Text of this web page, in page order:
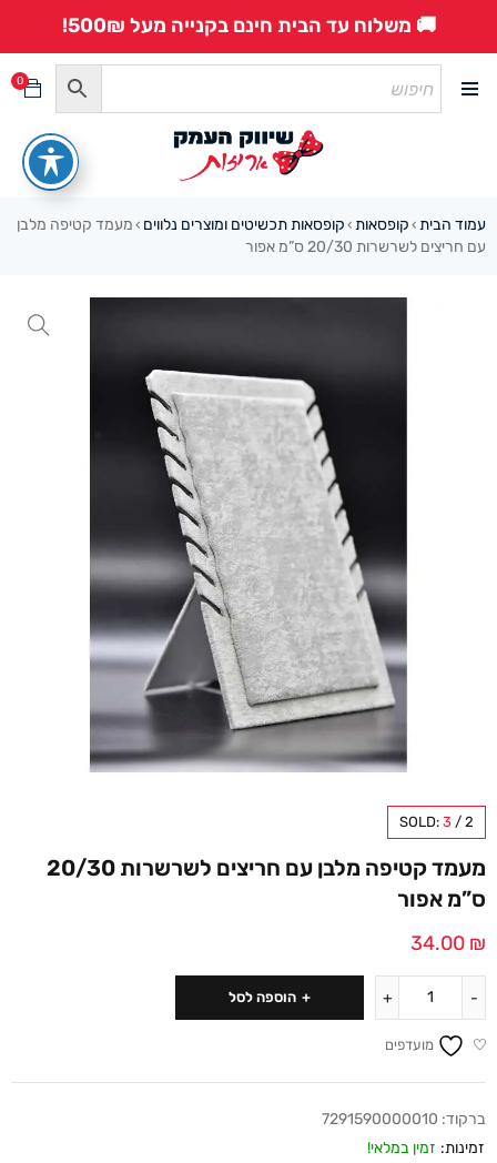
🚚 משלוח עד הבית חינם בקנייה מעל 500₪!
0
עמוד הבית › קופסאות › קופסאות תכשיטים ומוצרים נלווים › מעמד קטיפה מלבן
עם חריצים לשרשרות 20/30 ס”מ אפור
SOLD: 3 / 2
מעמד קטיפה מלבן עם חריצים לשרשרות 20/30
ס”מ אפור
34.00 ₪
הוספה לסל
מועדפים
ברקוד: 7291590000010
זמינות: זמין במלאי!